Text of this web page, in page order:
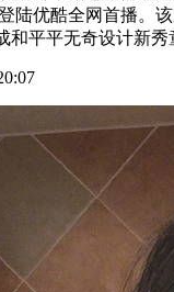
陆优酷全网首播。
和平平无奇设计新秀